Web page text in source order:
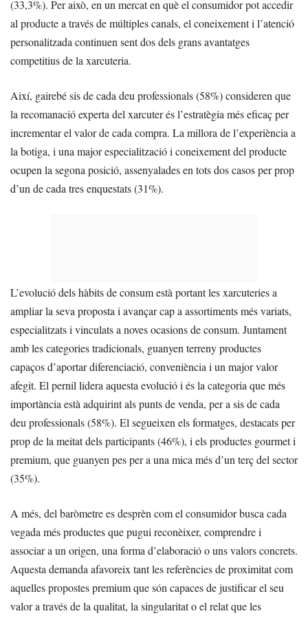
(33,3%). Per això, en un mercat en què el consumidor pot accedir
al producte a través de múltiples canals, el coneixement i l’atenció
personalitzada continuen sent dos dels grans avantatges
competitius de la xarcuteria.
Així, gairebé sis de cada deu professionals (58%) consideren que
la recomanació experta del xarcuter és l’estratègia més eficaç per
incrementar el valor de cada compra. La millora de l’experiència a
la botiga, i una major especialització i coneixement del producte
ocupen la segona posició, assenyalades en tots dos casos per prop
d’un de cada tres enquestats (31%).
L’evolució dels hàbits de consum està portant les xarcuteries a
ampliar la seva proposta i avançar cap a assortiments més variats,
especialitzats i vinculats a noves ocasions de consum. Juntament
amb les categories tradicionals, guanyen terreny productes
capaços d’aportar diferenciació, conveniència i un major valor
afegit. El pernil lidera aquesta evolució i és la categoria que més
importància està adquirint als punts de venda, per a sis de cada
deu professionals (58%). El segueixen els formatges, destacats per
prop de la meitat dels participants (46%), i els productes gourmet i
premium, que guanyen pes per a una mica més d’un terç del sector
(35%).
A més, del baròmetre es desprèn com el consumidor busca cada
vegada més productes que pugui reconèixer, comprendre i
associar a un origen, una forma d’elaboració o uns valors concrets.
Aquesta demanda afavoreix tant les referències de proximitat com
aquelles propostes premium que són capaces de justificar el seu
valor a través de la qualitat, la singularitat o el relat que les